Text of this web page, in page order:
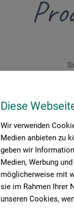
Diese
Wir verwenden
Medien anbieten zu
geben wir
Medien, Werbung
möglicherweise mit
sie im Rahmen Ihrer
unseren Cookies,